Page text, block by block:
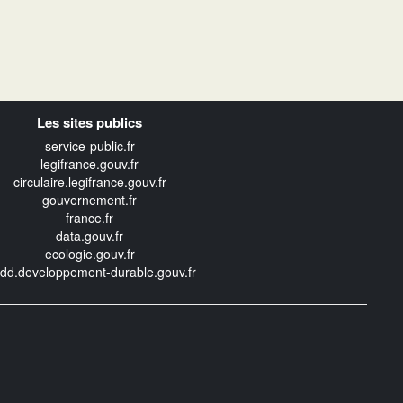
Les sites publics
service-public.fr
legifrance.gouv.fr
circulaire.legifrance.gouv.fr
gouvernement.fr
france.fr
data.gouv.fr
ecologie.gouv.fr
durable.gouv.fr